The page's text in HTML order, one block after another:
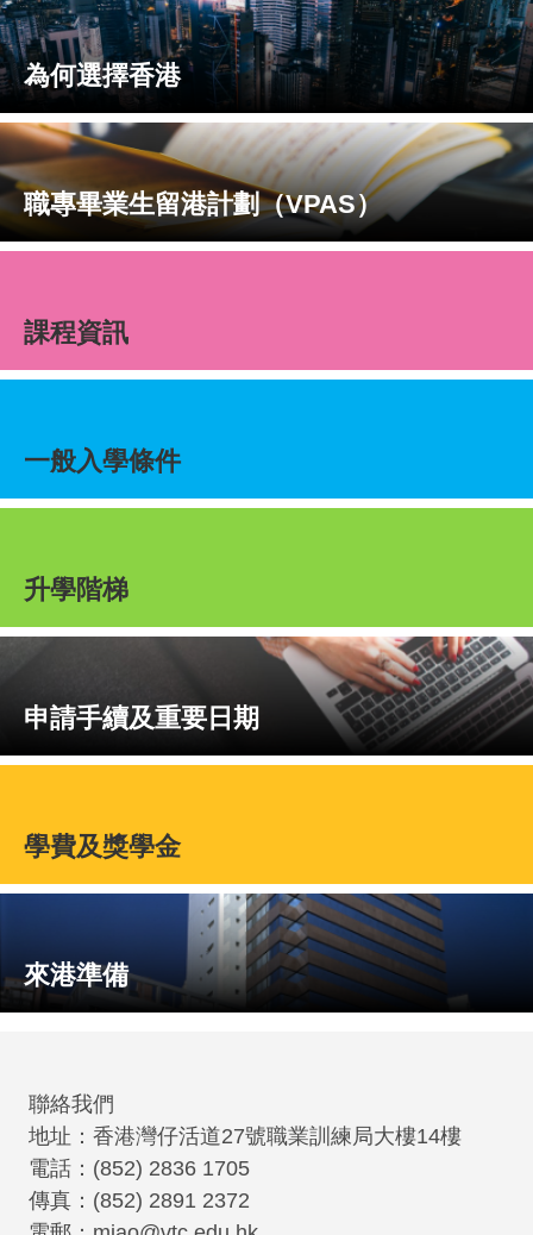
為何選擇香港
職專畢業生留港計劃（VPAS）
課程資訊
一般入學條件
升學階梯
申請手續及重要日期
學費及獎學金
來港準備
聯絡我們
地址：香港灣仔活道27號職業訓練局大樓14樓
電話：(852) 2836 1705
傳真：(852) 2891 2372